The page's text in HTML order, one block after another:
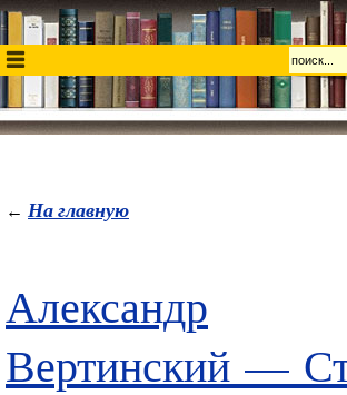
← На главную
Александр
Вертинский —